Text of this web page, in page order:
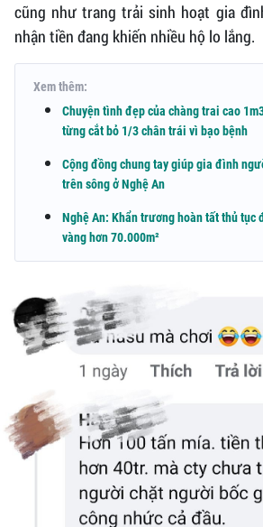
cũng như trang trải sinh hoạt gia
nhận tiền đang khiến nhiều hộ lo lắng.
Xem thêm:
Chuyện tình đẹp của chàng trai cao
từng cắt bỏ 1/3 chân trái vì bạo bệnh
Cộng đồng chung tay giúp gia đình
trên sông ở Nghệ An
Nghệ An: Khẩn trương hoàn tất thủ tục
vàng hơn 70.000m²